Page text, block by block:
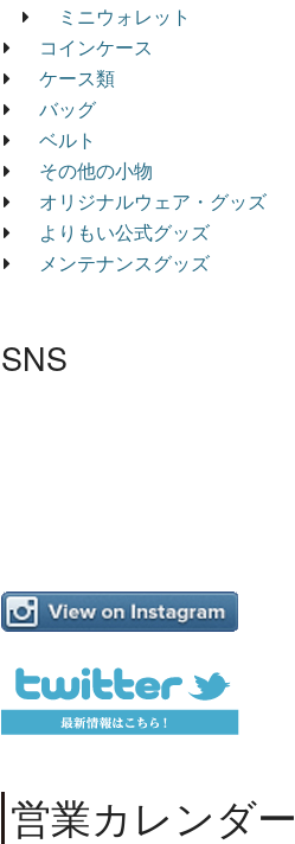
ミニウォレット
コインケース
ケース類
バッグ
ベルト
その他の小物
オリジナルウェア・グッズ
よりもい公式グッズ
メンテナンスグッズ
SNS
営業カレンダー